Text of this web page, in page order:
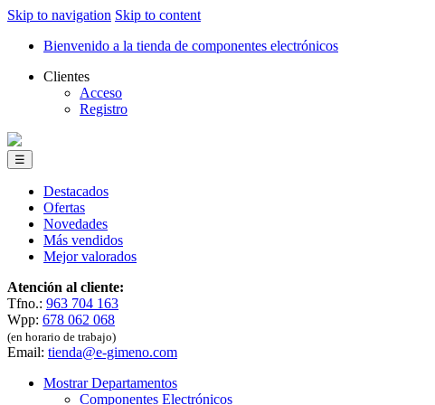
Skip to navigation Skip to content
Bienvenido a la tienda de componentes electrónicos
Clientes
Acceso
Registro
☰
Destacados
Ofertas
Novedades
Más vendidos
Mejor valorados
Atención al cliente:
Tfno.: 963 704 163
Wpp: 678 062 068
(en horario de trabajo)
Email: tienda@e-gimeno.com
Mostrar Departamentos
Componentes Electrónicos